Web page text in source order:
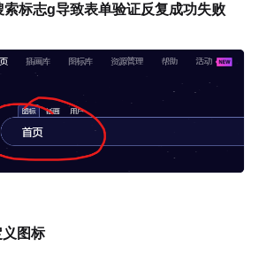
索标志g导致表单验证反复成功失败
图标